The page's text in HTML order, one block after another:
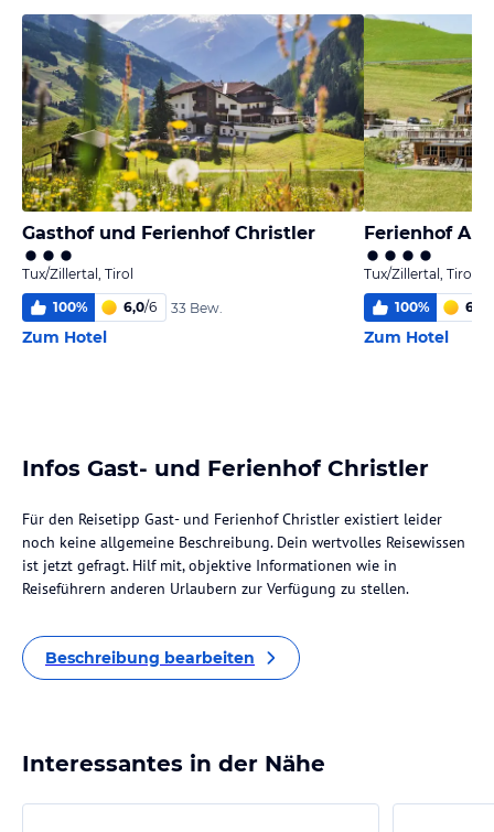
Gasthof und Ferienhof Christler
Tux/Zillertal, Tirol
100% 6,0/6 33 Bew.
Zum Hotel
Ferienhof
Tux/Zillertal, Tirol
100% 6
Zum Hotel
Infos Gast- und Ferienhof Christler
Für den Reisetipp Gast- und Ferienhof Christler existiert leider
noch keine allgemeine Beschreibung. Dein wertvolles Reisewissen
ist jetzt gefragt. Hilf mit, objektive Informationen wie in
Reiseführern anderen Urlaubern zur Verfügung zu stellen.
Beschreibung bearbeiten
Interessantes in der Nähe